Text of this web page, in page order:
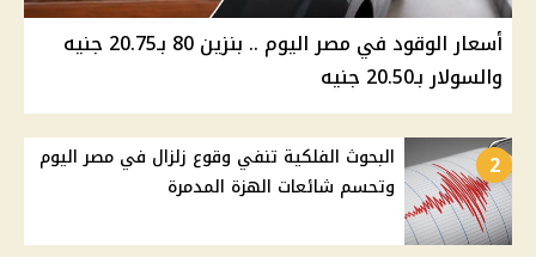
أسعار الوقود في مصر اليوم .. بنزين 80 بـ20.75 جنيه
والسولار بـ20.50 جنيه
2
البحوث الفلكية تنفي وقوع زلزال في مصر اليوم
وتحسم شائعات الهزة المدمرة